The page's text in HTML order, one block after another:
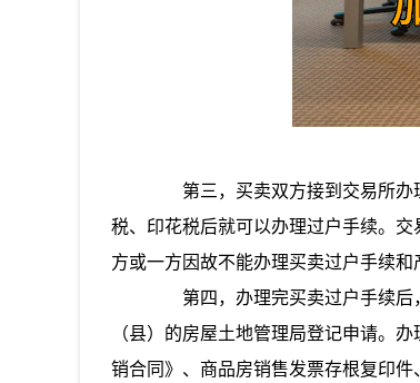
第三，买卖双方接到交易所办
税、印花税后就可以办理过户手续。
方或一方因故不能办理买卖过户手续和
第四，办理完买卖过户手续后
（县）的房屋土地管理局登记申请。
销合同》、商品房销售发票存根复印